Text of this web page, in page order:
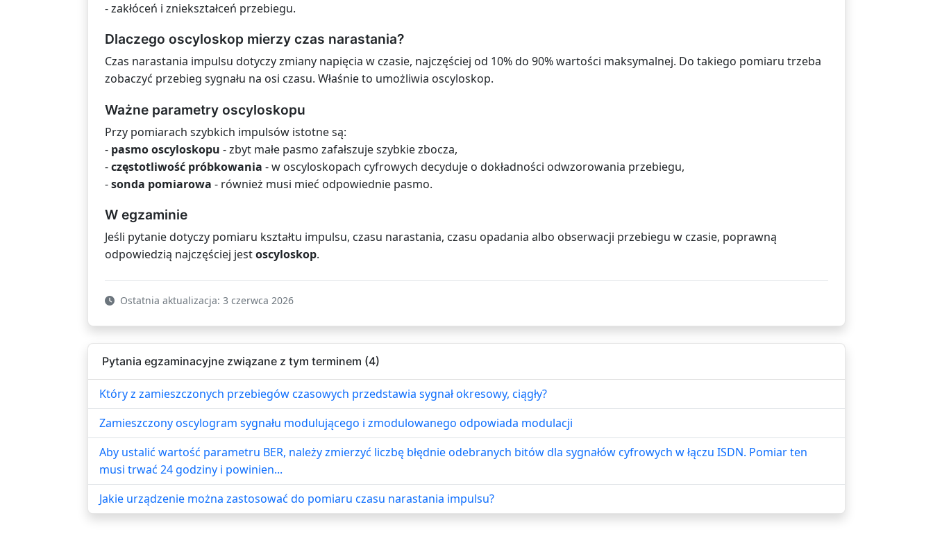
- zakłóceń i zniekształceń przebiegu.
Dlaczego oscyloskop mierzy czas narastania?
Czas narastania impulsu dotyczy zmiany napięcia w czasie, najczęściej od 10% do 90% wartości maksymalnej. Do takiego pomiaru trzeba
zobaczyć przebieg sygnału na osi czasu. Właśnie to umożliwia oscyloskop.
Ważne parametry oscyloskopu
Przy pomiarach szybkich impulsów istotne są:
- pasmo oscyloskopu - zbyt małe pasmo zafałszuje szybkie zbocza,
-częstotliwość próbkowania - w oscyloskopach cyfrowych decyduje o dokładności odwzorowania przebiegu,
-sonda pomiarowa - również musi mieć odpowiednie pasmo.
W egzaminie
Jeśli pytanie dotyczy pomiaru kształtu impulsu, czasu narastania, czasu opadania albo obserwacji przebiegu w czasie, poprawną
odpowiedzią najczęściej jestoscyloskop.
Ostatnia aktualizacja: 3 czerwca 2026
Pytania egzaminacyjne związane z tym terminem (4)
Który z zamieszczonych przebiegów czasowych przedstawia sygnał okresowy, ciągły?
Zamieszczony oscylogram sygnału modulującego i zmodulowanego odpowiada modulacji
Aby ustalić wartość parametru BER, należy zmierzyć liczbę błędnie odebranych bitów dla sygnałów cyfrowych w łączu ISDN. Pomiar ten
musi trwać 24 godziny i powinien...
Jakie urządzenie można zastosować do pomiaru czasu narastania impulsu?